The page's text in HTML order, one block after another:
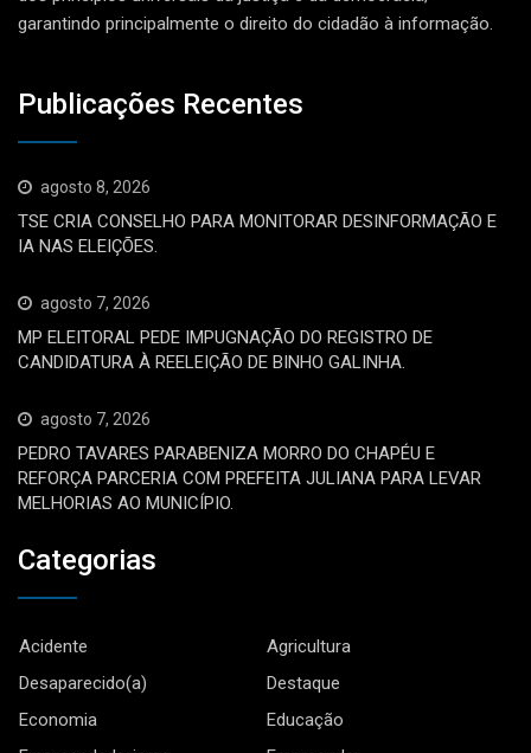
garantindo principalmente o direito do cidadão à informação.
Publicações Recentes
agosto 8, 2026
TSE CRIA CONSELHO PARA MONITORAR DESINFORMAÇÃO E
IA NAS ELEIÇÕES.
agosto 7, 2026
MP ELEITORAL PEDE IMPUGNAÇÃO DO REGISTRO DE
CANDIDATURA À REELEIÇÃO DE BINHO GALINHA.
agosto 7, 2026
PEDRO TAVARES PARABENIZA MORRO DO CHAPÉU E
REFORÇA PARCERIA COM PREFEITA JULIANA PARA LEVAR
MELHORIAS AO MUNICÍPIO.
Categorias
Acidente
Agricultura
Desaparecido(a)
Destaque
Economia
Educação